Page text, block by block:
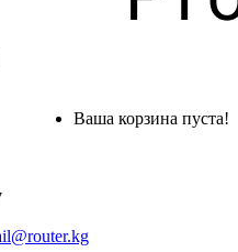
Ваша корзина пуста!